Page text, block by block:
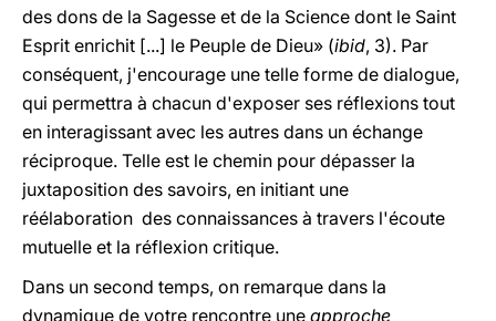
des dons de la Sagesse et de la Science dont le Saint
Esprit enrichit [...] le Peuple de Dieu» (ibid, 3). Par
conséquent, j'encourage une telle forme de dialogue,
qui permettra à chacun d'exposer ses réflexions tout
en interagissant avec les autres dans un échange
réciproque. Telle est le chemin pour dépasser la
juxtaposition des savoirs, en initiant une
réélaboration des connaissances à travers l'écoute
mutuelle et la réflexion critique.
Dans un second temps, on remarque dans la
dynamique de votre rencontre une approche